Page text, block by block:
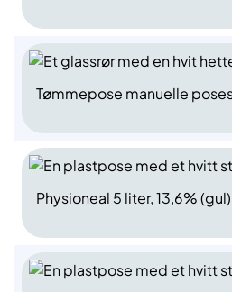
Tømmepose manuelle
Physioneal 5 liter, 13,6% (gul)